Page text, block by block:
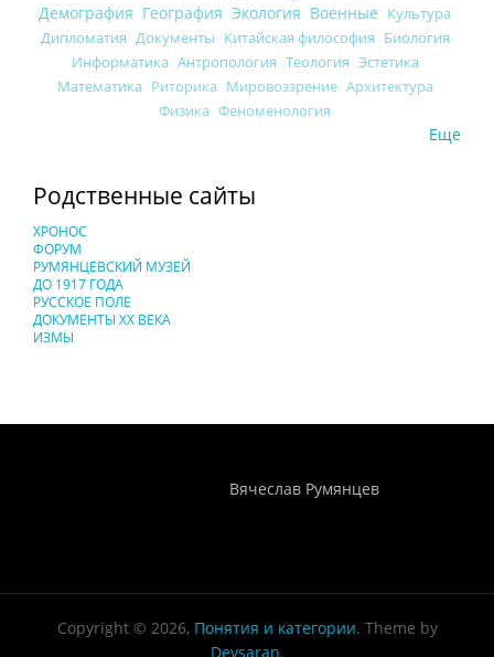
Демография География Экология Военные Культура
Дипломатия Документы Китайская философия Биология
Информатика Антропология Теология Эстетика
Математика Риторика Мировоззрение Архитектура
Физика Феноменология
Еще
Родственные сайты
ХРОНОС
ФОРУМ
РУМЯНЦЕВСКИЙ МУЗЕЙ
ДО 1917 ГОДА
РУССКОЕ ПОЛЕ
ДОКУМЕНТЫ XX ВЕКА
ИЗМЫ
Вячеслав Румянцев
Copyright © 2026, Понятия и категории. Theme by
Devsaran.